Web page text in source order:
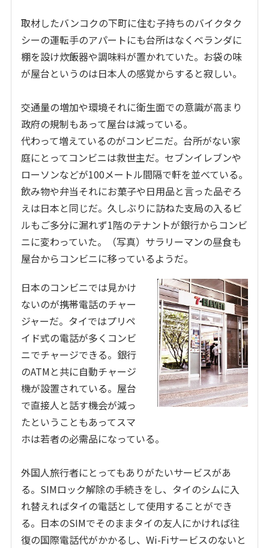
取材したバンコクの下町に住む子持ちのバイクタク
シーの運転手のアパートにも台所はなくベランダに
棚を設け炊飯器や調味料が置かれていた。お袋の味
が屋台というのは日本人の感覚からすると寂しい。
交通量の増加や環境それに衛生面での意識が高まり
政府の規制もあって屋台は減っている。
代わって増えているのがコンビニだ。台所がない家
庭にとってコンビニは救世主だ。セブンイレブンや
ローソンなどが100メートル間隔で軒を並べている。
飲み物や弁当それにお菓子や日用品と言った品ぞろ
えは日本と同じだ。久しぶりに訪ねた支局の入るビ
ルもご多分に漏れず1階のテナントが銀行からコンビ
ニに変わっていた。（写真）サラリーマンの昼食も
屋台からコンビニに移っているようだ。
日本のコンビニでは見かけ
ないのが携帯電話のチャー
ジャーだ。タイではプリペ
イド式の電話が多くコンビ
ニでチャージできる。銀行
のATMと共に自動チャージ
機が設置されている。屋台
で直接人と話す機会が減っ
たということもあってスマ
ホは若者の必需品になっている。
外国人旅行者にとってもありがたいサービスがあ
る。 SIMロック解除の手続きをし、タイのシムに入
れ替えればタイの電話として使用することができ
る。日本のSIMでそのままタイの友人にかければ往
復の国際電話代がかかるし、 Wi-Fiサービスのないと